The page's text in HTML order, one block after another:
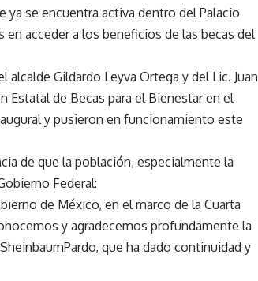
ya se encuentra activa dentro delPalacio
acceder a los beneficios de las becas del
alcalde Gildardo Leyva Ortega y del Lic. Juan
Estatal de Becas para el Bienestar en el
y pusieron en funcionamiento este
de que la población, especialmente la
Federal:
de México, en el marco de laCuarta
y agradecemos profundamente la
SheinbaumPardo, que ha dado continuidad y